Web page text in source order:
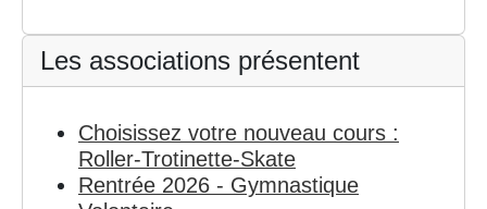
Les associations présentent
Choisissez votre nouveau cours :
Roller-Trotinette-Skate
Rentrée 2026 - Gymnastique